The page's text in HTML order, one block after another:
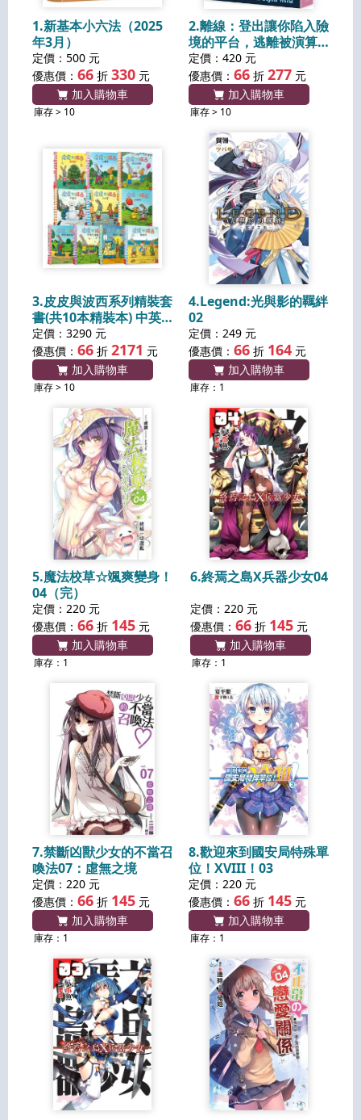
1.新基本小六法（2025
年3月）
定價：500 元
優惠價： 66 折 330 元
加入購物車
庫存 > 10
2.離線：登出讓你陷入險
境的平台，逃離被演算
法操控的日常
定價：420 元
優惠價： 66 折 277 元
加入購物車
庫存 > 10
3.皮皮與波西系列精裝套
書(共10本精裝本) 中英
雙語版
定價：3290 元
優惠價： 66 折 2171 元
加入購物車
庫存 > 10
4.Legend:光與影的羈絆
02
定價：249 元
優惠價： 66 折 164 元
加入購物車
庫存：1
5.魔法校草☆颯爽變身！
04（完）
定價：220 元
優惠價： 66 折 145 元
加入購物車
庫存：1
6.終焉之島X兵器少女04
定價：220 元
優惠價： 66折 145元
加入購物車
庫存：1
7.禁斷凶獸少女的不當召
喚法07：虛無之境
定價：220 元
優惠價： 66 折 145 元
加入購物車
庫存：1
8.歡迎來到國安局特殊單
位！XVIII！03
定價：220 元
優惠價： 66 折 145 元
加入購物車
庫存：1